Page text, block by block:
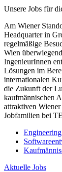
Unsere Jobs für
Am Wiener
Headquarter in
regelmäßige
Wien
IngenieurInnen
Lösungen im
internationalen
die Zukunft der
kaufmännischen
attraktiven
Jobfamilien bei
Engineering
Aktuelle Jobs